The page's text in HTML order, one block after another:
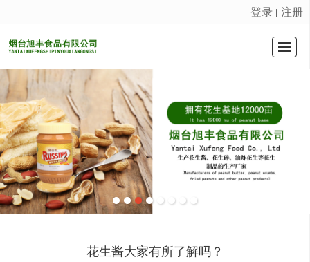
很遗憾，因您的浏览器版本过低导致无法获得最佳浏览体验，推荐下载安装谷歌浏览器！
登录 丨 注册
首页Home Page 产品展示 公司新闻
花生酱大家有所了解吗？